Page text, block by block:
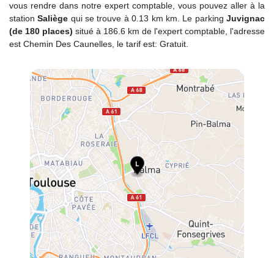
vous rendre dans notre expert comptable, vous pouvez aller à la
stationSaliège qui se trouve à 0.13 km km. Le parkingJuvignac
(de 180 places) situé à 186.6 km de l'expert comptable, l'adresse
est Chemin Des Caunelles, le tarif est: Gratuit.